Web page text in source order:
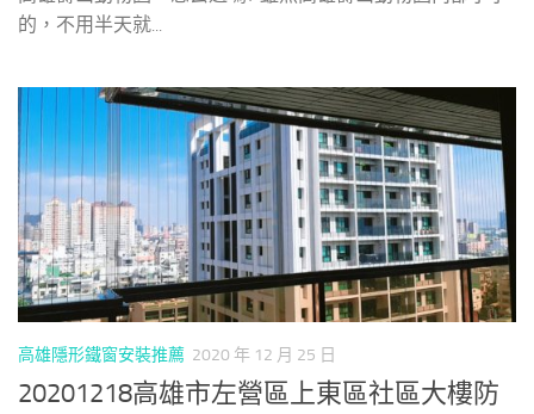
的，不用半天就...
高雄隱形鐵窗安裝推薦 2020 年 12 月 25 日
20201218高雄市左營區上東區社區大樓防